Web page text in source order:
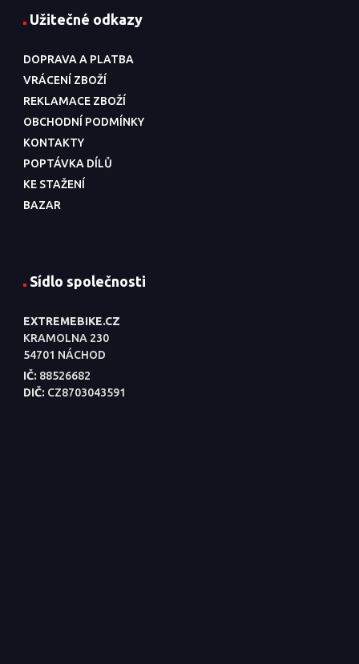
Užitečné odkazy
DOPRAVA A PLATBA
VRÁCENÍ ZBOŽÍ
REKLAMACE ZBOŽÍ
OBCHODNÍ PODMÍNKY
KONTAKTY
POPTÁVKA DÍLŮ
KE STAŽENÍ
BAZAR
Sídlo společnosti
EXTREMEBIKE.CZ
KRAMOLNA 230
54701 NÁCHOD
IČ: 88526682
DIČ: CZ8703043591